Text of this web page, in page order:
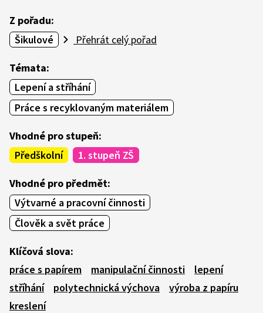
Z pořadu:
Šikulové
Přehrát celý pořad
Témata:
Lepení a stříhání
Práce s recyklovaným materiálem
Vhodné pro stupeň:
Předškolní
1. stupeň ZŠ
Vhodné pro předmět:
Výtvarné a pracovní činnosti
Člověk a svět práce
Klíčová slova:
práce s papírem
manipulační činnosti
lepení
stříhání
polytechnická výchova
výroba z papíru
kreslení